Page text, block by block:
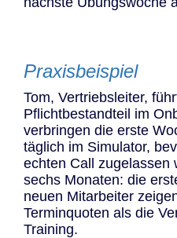
Praxisbeispiel
Tom, Vertriebsleiter,
Pflichtbestandteil im
verbringen die erste
täglich im Simulator,
echten Call zugelassen
sechs Monaten: die
neuen Mitarbeiter
Terminquoten als die
Training.